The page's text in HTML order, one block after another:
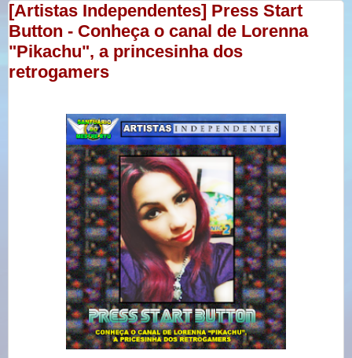
[Artistas Independentes] Press Start
Button - Conheça o canal de Lorenna
"Pikachu", a princesinha dos
retrogamers